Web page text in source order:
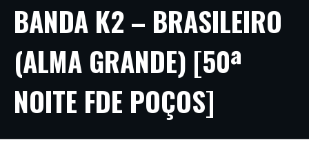
BANDA K2 – BRASILEIRO
(ALMA GRANDE) [50ª
NOITE FDE POÇOS]